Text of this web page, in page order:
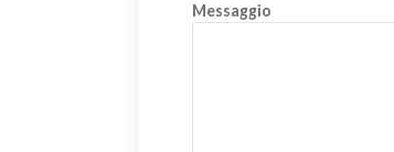
Messaggio